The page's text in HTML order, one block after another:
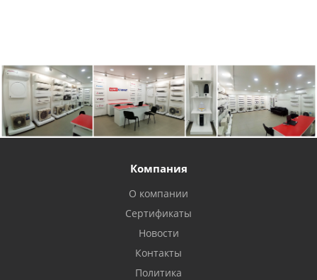
Компания
О компании
Сертификаты
Новости
Контакты
Политика